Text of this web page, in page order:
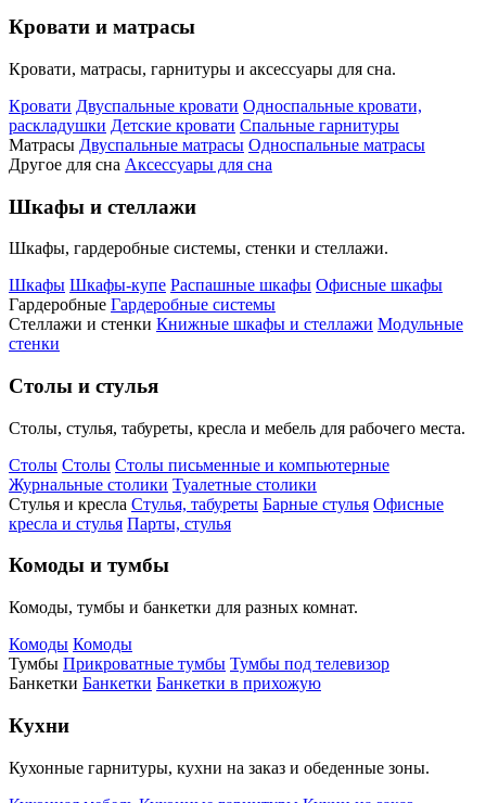
Кровати и матрасы
Кровати, матрасы, гарнитуры и аксессуары для сна.
Кровати Двуспальные кровати Односпальные кровати,
раскладушки Детские кровати Спальные гарнитуры
Матрасы Двуспальные матрасы Односпальные матрасы
Другое для сна Аксессуары для сна
Шкафы и стеллажи
Шкафы, гардеробные системы, стенки и стеллажи.
Шкафы Шкафы-купе Распашные шкафы Офисные шкафы
Гардеробные Гардеробные системы
Стеллажи и стенки Книжные шкафы и стеллажи Модульные
стенки
Столы и стулья
Столы, стулья, табуреты, кресла и мебель для рабочего места.
Столы Столы Столы письменные и компьютерные
Журнальные столики Туалетные столики
Стулья и кресла Стулья, табуреты Барные стулья Офисные
кресла и стулья Парты, стулья
Комоды и тумбы
Комоды, тумбы и банкетки для разных комнат.
Комоды Комоды
Тумбы Прикроватные тумбы Тумбы под телевизор
Банкетки Банкетки Банкетки в прихожую
Кухни
Кухонные гарнитуры, кухни на заказ и обеденные зоны.